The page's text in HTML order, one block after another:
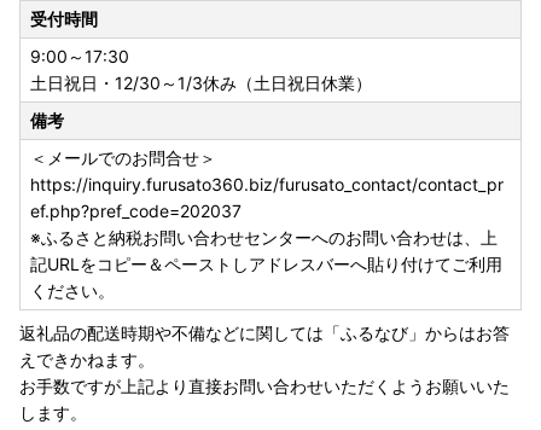
受付時間
9:00～17:30
土日祝日・12/30～1/3休み（土日祝日休業）
備考
＜メールでのお問合せ＞
https://inquiry.furusato360.biz/furusato_contact/contact_pr
ef.php?pref_code=202037
※ふるさと納税お問い合わせセンターへのお問い合わせは、上
記URLをコピー＆ペーストしアドレスバーへ貼り付けてご利用
ください。
返礼品の配送時期や不備などに関しては「ふるなび」からはお答
えできかねます。
お手数ですが上記より直接お問い合わせいただくようお願いいた
します。